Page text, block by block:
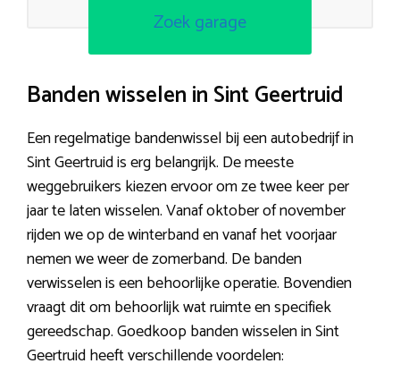
Zoek garage
Banden wisselen in Sint Geertruid
Een regelmatige bandenwissel bij een autobedrijf in
Sint Geertruid is erg belangrijk. De meeste
weggebruikers kiezen ervoor om ze twee keer per
jaar te laten wisselen. Vanaf oktober of november
rijden we op de winterband en vanaf het voorjaar
nemen we weer de zomerband. De banden
verwisselen is een behoorlijke operatie. Bovendien
vraagt dit om behoorlijk wat ruimte en specifiek
gereedschap. Goedkoop banden wisselen in Sint
Geertruid heeft verschillende voordelen: